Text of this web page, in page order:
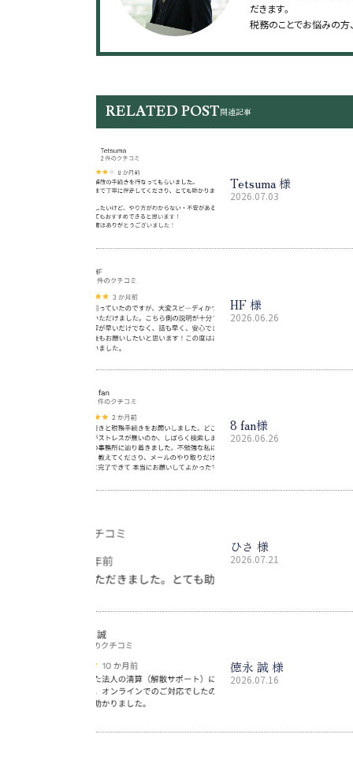
だきます。
税務のことでお悩みの方
RELATED POST関連記事
Tetsuma 様
2026.07.03
HF 様
2026.06.26
8 fan様
2026.06.26
ひさ 様
2026.07.21
徳永 誠 様
2026.07.16